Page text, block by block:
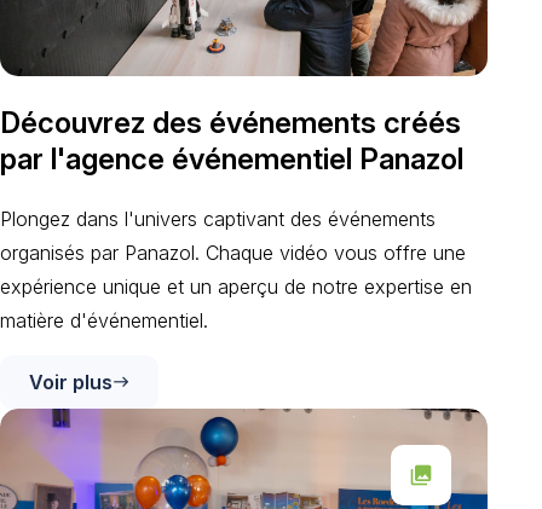
Découvrez des événements créés
par l'agence événementiel Panazol
Plongez dans l'univers captivant des événements
organisés par Panazol. Chaque vidéo vous offre une
expérience unique et un aperçu de notre expertise en
matière d'événementiel.
Voir pluseast
collections